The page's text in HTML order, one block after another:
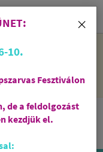
6-10 - rendelni lehet
×
10.
Fesztiválon
de a feldolgozást
kezdjük el.